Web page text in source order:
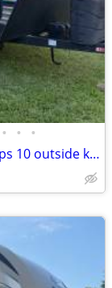
• • •
2019 Puma 33ft Bunkhouse 1 slide sleeps 10 outside kitchen